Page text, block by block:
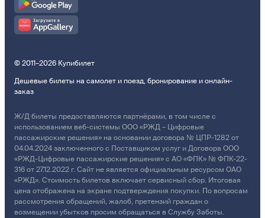
© 2011–2026 Купибилет
Дешевые билеты на самолет и поезд, бронирование и онлайн-
заказ
Ж/Д билеты предоставляются партнёрами, в том числе с
использованием веб-системы ООО «РЖД – Цифровые
пассажирские решения» на основании договора № ЦПР-1282 от
04.04.2024 заключенного с Поставщиком услуг и Договора ООО
«РЖД-Цифровые пассажирские решения» с АО «ФПК» № ФПК-22-
316 от 27.12.2022 г. Сайт не является официальным ресурсом ОАО
«РЖД». Стоимость билетов включает сервисный сбор. Итоговая
цена отображена на экране подтверждения покупки. По вопросам
рассмотрения обращений, жалоб, претензий граждан о
возмещении убытков просим обращаться в Службу Заботы.